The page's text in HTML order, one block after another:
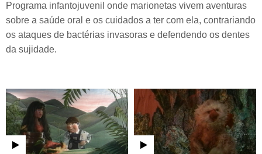
Programa infantojuvenil onde marionetas vivem aventuras
sobre a saúde oral e os cuidados a ter com ela, contrariando
os ataques de bactérias invasoras e defendendo os dentes
da sujidade.